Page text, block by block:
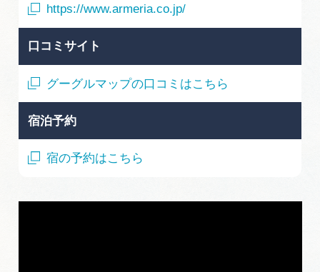
https://www.armeria.co.jp/
口コミサイト
グーグルマップの口コミはこちら
宿泊予約
宿の予約はこちら